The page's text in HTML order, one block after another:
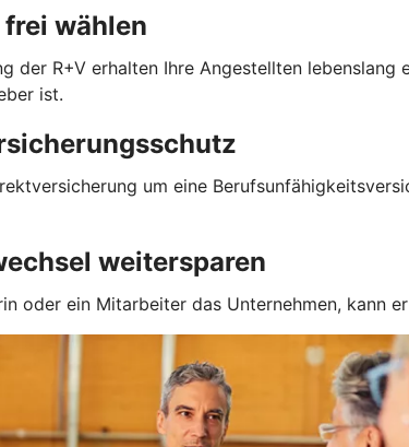
wählen
der R+V erhalten Ihre Angestellten
ist.
um eine
weitersparen
oder ein Mitarbeiter das Unternehmen, kann